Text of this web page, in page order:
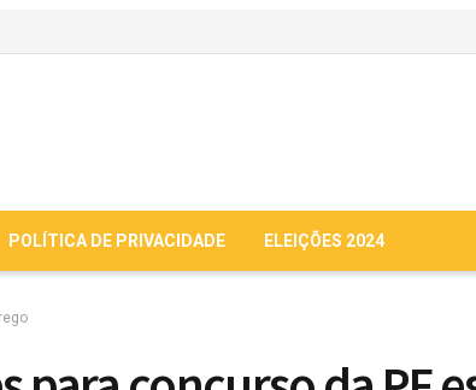
POLÍTICA DE PRIVACIDADE ELEIÇÕES 2024